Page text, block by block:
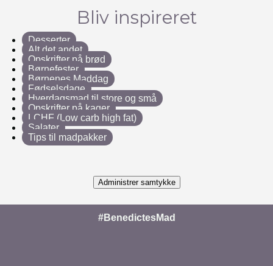
Bliv inspireret
Desserter
Alt det andet
Opskrifter på brød
Børnefester
Børnenes Maddag
Fødselsdage
Hverdagsmad til store og små
Opskrifter på kager
LCHF (Low carb high fat)
Salater
Tips til madpakker
Administrer samtykke
#BenedictesMad